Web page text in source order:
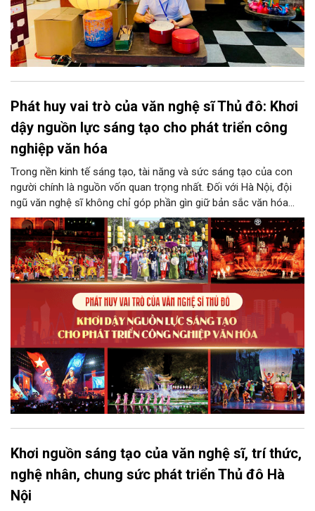
Phát huy vai trò của văn nghệ sĩ Thủ đô: Khơi
dậy nguồn lực sáng tạo cho phát triển công
nghiệp văn hóa
Trong nền kinh tế sáng tạo, tài năng và sức sáng tạo của con
người chính là nguồn vốn quan trọng nhất. Đối với Hà Nội, đội
ngũ văn nghệ sĩ không chỉ góp phần gìn giữ bản sắc văn hóa
mà còn giữ vai trò trung tâm trong quá trình hình thành các sản
phẩm công nghiệp văn hóa có giá trị. Khơi dậy, phát huy và tạo
điều kiện để nguồn lực sáng tạo ấy phát triển sẽ là “chìa khóa”
để Hà Nội khai thác hiệu quả tiềm năng văn hóa, nâng cao năng
lực cạnh tranh và khẳng định vị thế của một trung tâm sáng tạo
trong kỷ nguyên mới.
Khơi nguồn sáng tạo của văn nghệ sĩ, trí thức,
nghệ nhân, chung sức phát triển Thủ đô Hà
Nội